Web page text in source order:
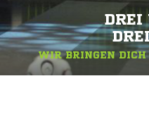
DREI
WIR BRINGEN